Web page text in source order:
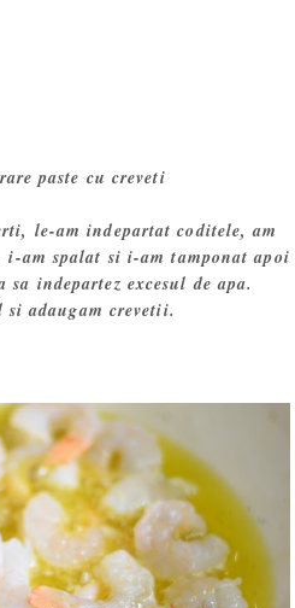
paste cu creveti
le-am indepartat coditele, am
am spalat si i-am tamponat apoi
sa indepartez excesul de apa.
adaugam crevetii.